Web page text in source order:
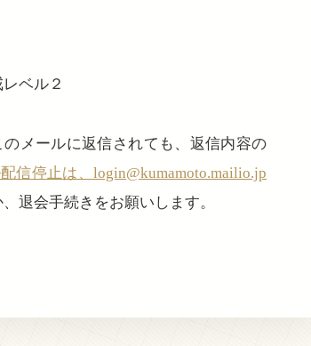
ベル２
メールに返信されても、返信内容の
信停止は、login@kumamoto.mailio.jp
退会手続きをお願いします。